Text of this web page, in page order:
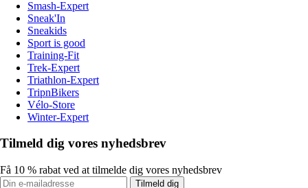
Smash-Expert
Sneak'In
Sneakids
Sport is good
Training-Fit
Trek-Expert
Triathlon-Expert
TripnBikers
Vélo-Store
Winter-Expert
Tilmeld dig vores nyhedsbrev
Få 10 % rabat ved at tilmelde dig vores nyhedsbrev
Tilmeld dig